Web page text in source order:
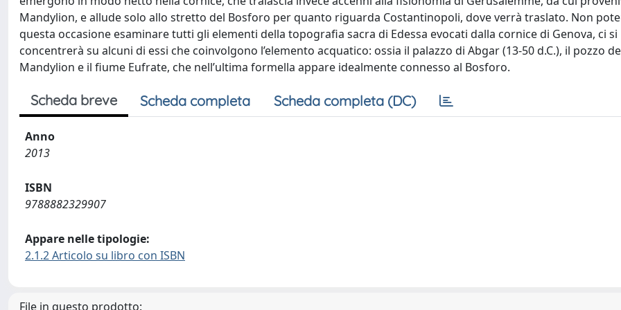
Mandylion, e allude solo allo stretto del Bosforo per quanto riguarda Costantinopoli, dove verrà traslato. Non
questa occasione esaminare tutti gli elementi della topografia sacra di Edessa evocati dalla cornice di Genova, ci si
concentrerà su alcuni di essi che coinvolgono l’elemento acquatico: ossia il palazzo di Abgar (13-50 d.C.), il pozzo
Mandylion e il fiume Eufrate, che nell’ultima formella appare idealmente connesso al Bosforo.
Scheda breve Scheda completa Scheda completa (DC)
Anno
2013
ISBN
9788882329907
Appare nelle tipologie:
2.1.2 Articolo su libro con ISBN
File in questo prodotto: